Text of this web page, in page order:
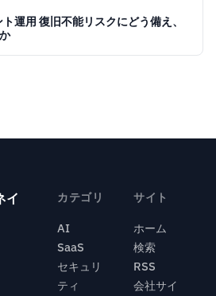
運用 復旧不能リスクにどう備え、
イ
カテゴリ
AI
SaaS
セキュリ
ティ
サイト
ホーム
検索
RSS
会社サイ